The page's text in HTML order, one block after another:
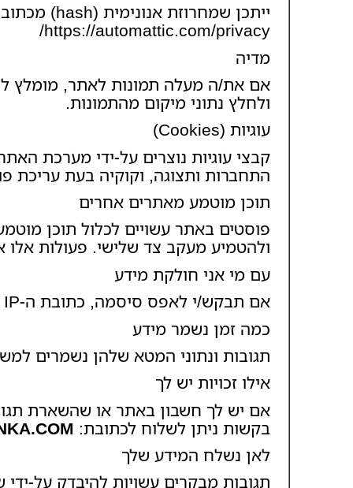
ייתכן שמחרוזת אנונימית (hash) מכתובת האימייל שלך תישלח לשירות Gravatar. מדיניות הפרטיות של Gravatar:
https://automattic.com/privacy/
מדיה
ולחלץ נתוני מיקום מהתמונות.
עוגיות (Cookies)
קבצי עוגיות נוצרים על‑ידי מערכת
התחברות ותצוגה, וקוקיה בעת עריכת
תוכן מוטמע מאתרים אחרים
פוסטים באתר עשויים לכלול תוכן
ולהטמיע מעקב צד שלישי. פעולות אלו
עם מי אני חולקת מידע
אם תבקש/י לאפס סיסמה, כתובת ה‑IP שלך תיכלל במייל האיפוס. זהו תהליך אוטומטי של וורדפרס.
כמה זמן נשמר מידע
תגובות ונתוני המטא שלהן נשמרים
אילו זכויות יש לך
אם יש לך חשבון באתר או שהשארת
בקשות ניתן לשלוח לכתובת:
לאן נשלח המידע שלך
תגובות מבקרים עשויות להיבדק